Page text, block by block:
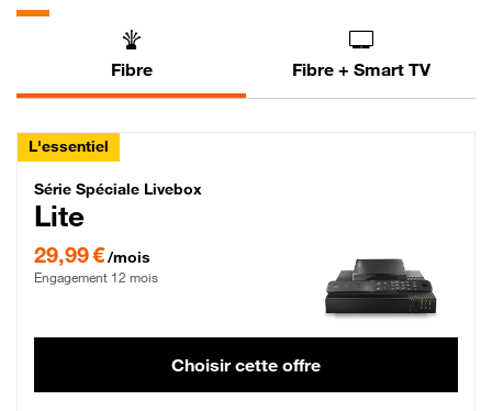
Fibre Fibre + Smart TV
L'essentiel
Série Spéciale Livebox Lite Fibre
Série Spéciale Livebox
Lite
29,99 €/mois
Engagement 12 mois
Choisir cette offre